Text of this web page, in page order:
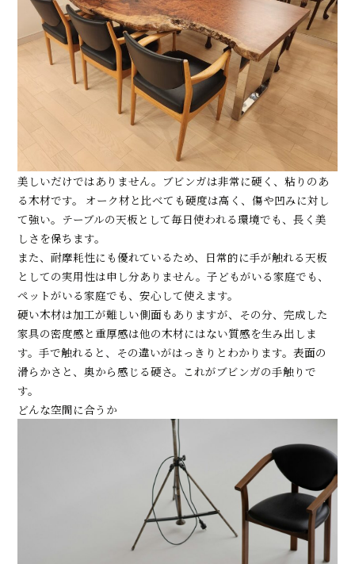
美しいだけではありません。ブビンガは非常に硬く、粘りのあ
る木材です。 オーク材と比べても硬度は高く、傷や凹みに対し
て強い。テーブルの天板として毎日使われる環境でも、長く美
しさを保ちます。
また、耐摩耗性にも優れているため、日常的に手が触れる天板
としての実用性は申し分ありません。子どもがいる家庭でも、
ペットがいる家庭でも、安心して使えます。
硬い木材は加工が難しい側面もありますが、その分、完成した
家具の密度感と重厚感は他の木材にはない質感を生み出しま
す。手で触れると、その違いがはっきりとわかります。表面の
滑らかさと、奥から感じる硬さ。これがブビンガの手触りで
す。
どんな空間に合うか